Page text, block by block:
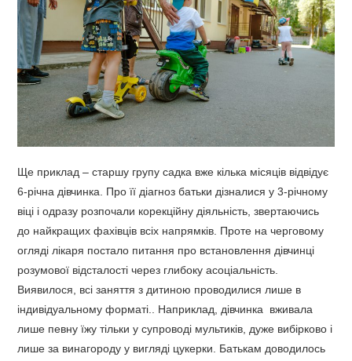
Ще приклад – старшу групу садка вже кілька місяців відвідує
6-річна дівчинка. Про її діагноз батьки дізналися у 3-річному
віці і одразу розпочали корекційну діяльність, звертаючись
до найкращих фахівців всіх напрямків. Проте на черговому
огляді лікаря постало питання про встановлення дівчинці
розумової відсталості через глибоку асоціальність.
Виявилося, всі заняття з дитиною проводилися лише в
індивідуальному форматі.. Наприклад, дівчинка вживала
лише певну їжу тільки у супроводі мультиків, дуже вибірково і
лише за винагороду у вигляді цукерки. Батькам доводилось